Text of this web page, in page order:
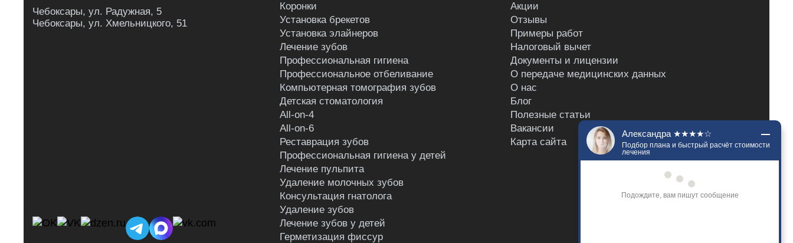
Чебоксары, ул. Радужная, 5
Чебоксары, ул. Хмельницкого, 51
Коронки
Установка брекетов
Установка элайнеров
Лечение зубов
Профессиональная гигиена
Профессиональное отбеливание
Компьютерная томография зубов
Детская стоматология
All-on-4
All-on-6
Реставрация зубов
Профессиональная гигиена у детей
Лечение пульпита
Удаление молочных зубов
Консультация гнатолога
Удаление зубов
Лечение зубов у детей
Герметизация фиссур
Акции
Отзывы
Примеры работ
Налоговый вычет
Документы и лицензии
О передаче медицинских данных
О нас
Блог
Полезные статьи
Вакансии
Карта сайта
Александра ★★★★☆
Подбор плана и быстрый расчёт стоимости
лечения
Добрый день. Напишите, что вас
беспокоит? Я подберу наилучший план
лечения и сориентирую по стоимости.